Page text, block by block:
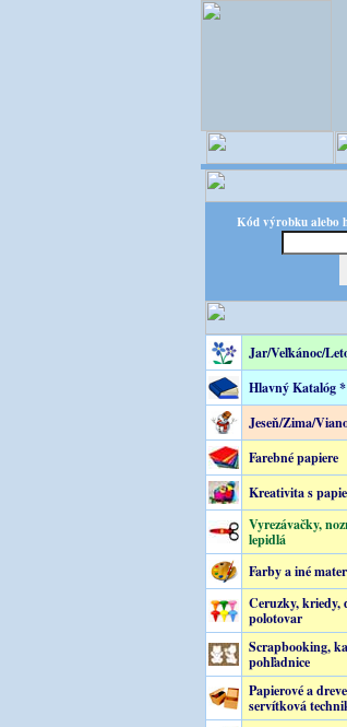
Kód výrobku alebo
Jar/Veľkánoc/
Hlavný Katalóg *
Jeseň/Zima/
Farebné papiere
Kreativita s
Vyrezávačky,
lepidlá
Farby a iné
Ceruzky, kriedy,
polotovar
Scrapbooking,
pohľadnice
Papierové a
servítková
- majster kreatívneho sveta -